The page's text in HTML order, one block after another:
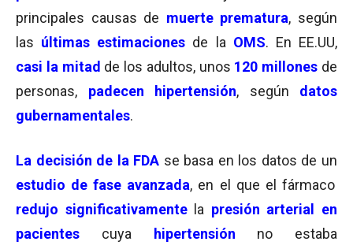
principales causas de muerte prematura, según
las últimas estimaciones de la OMS. En EE.UU,
casi la mitad de los adultos, unos 120 millones de
personas, padecen hipertensión, según datos
gubernamentales.
La decisión de la FDA se basa en los datos de un
estudio de fase avanzada, en el que el fármaco
redujo significativamente
la presión arterial en
pacientes cuya hipertensión no estaba